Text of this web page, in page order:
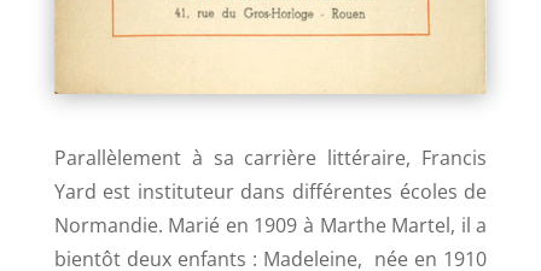
Parallèlement à sa carrière littéraire, Francis
Yard est instituteur dans différentes écoles de
Normandie. Marié en 1909 à Marthe Martel, il a
bientôt deux enfants : Madeleine, née en 1910